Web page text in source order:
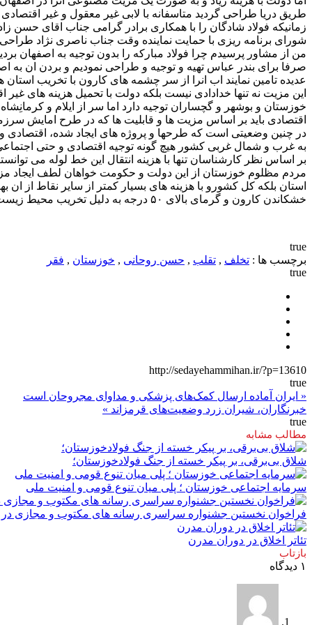
طریق دریا طراحی گردید متاسفانه با لابی غیر معقول و غیر
زمانیکه فولاد شادگان را با همکاری برادر گرامی جناب اقای حسن
شورای برنامه ریزی با حمایت نماینده وقت جناب ناصری نژاد
من از مشاور پرسیدم چرا فولاد مبارکه را بدون توجیه به اصفهان
صرفا برای بندر عباس تهیه و توجیه و طراحی نمودیم و بردن ان به
عدیده تامین نمایند اب انرا از سر چشمه های کارون با تخریب استان
این مزیت نه تنها خدادادی نیست بلکه دولت با تحمیل هزینه های
خوزستان و بوشهر و گچساران توجیه دارد اما سر از ایلام و
اقتصادی باید بر اساس مزیت ها و قابلیت ها که در طرح
در چنین وضعیتی است که طرحها و پروژه های ایجاد شده، اقتصادی و
به غرب و شمال غربی کشور هیچ گونه توجیه اقتصادی و حتی
بر اساس نظر کارشناسان تنها با هزینه انتقال این خط لوله می توانستند ۶۰ واحد پتروشیمی در عسلویه و خوزستان دایر
مردم مظلوم خوزستان از این دولت و حکومت خواهان لطف ایجاد
استان بلکه کل کشورو با هزینه های بسیار کمتر از سایر نقاط از
خشکاندن کارون و گرمای بالای ۵۰ درجه به دلیل تخریب محیط زیست نصیب انها گردید.
true
برچسب ها : تخلف , تقلب , حسن روحانی , خوزستان , فقر
true
http://sedayehammihan.ir/?p=13610
true
« ایران آماده ارسال کمک‌های پزشکی و مداوای مجروحان است
خبرنگاران، شیران زرد وضعیت‌های قرمزاند »
true
مطالب مشابه
شلاق‌ بی‌برقی، بر پیکر خسته‌ از جنگ فولادخوزستان؛
سرمایه اجتماعی خوزستان ؛ پلی میان تنوع قومی و امنیت ملی
فراخوان نخستین جشنواره سراسری رسانه های مکتوب و مجازی در
تئاتر اخلاق در دوران مدرن
بازتاب
۱ دیدگاه